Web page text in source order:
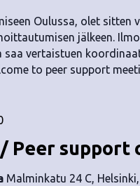
Oulussa, olet sitten
jälkeen.
vertaistuen
to peer support
Peer support
Malminkatu 24 C,